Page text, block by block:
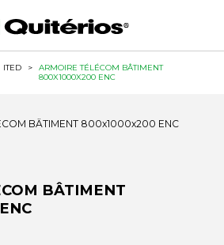
ITED >
ARMOIRE TÉLÉCOM BÂTIMENT
800X1000X200 ENC
BÂTIMENT